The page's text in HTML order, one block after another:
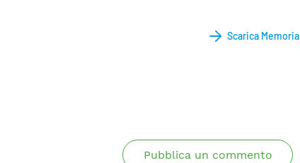
Scarica Memoria
Pubblica un commento